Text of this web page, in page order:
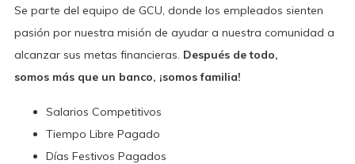
Se parte del equipo de GCU, donde los empleados sienten
pasión por nuestra misión de ayudar a nuestra comunidad a
alcanzar sus metas financieras. Después de todo,
somos más que un banco, ¡somos familia!
Salarios Competitivos
Tiempo Libre Pagado
Días Festivos Pagados